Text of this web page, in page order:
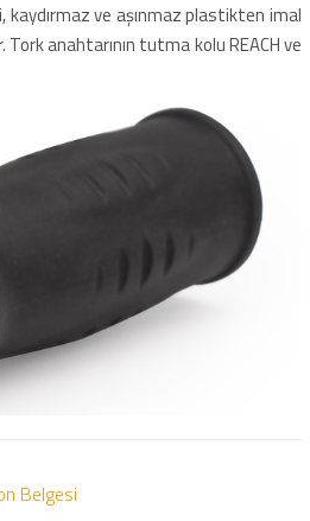
kaydırmaz ve aşınmaz plastikten imal
anahtarının tutma kolu REACH ve
Belgesi